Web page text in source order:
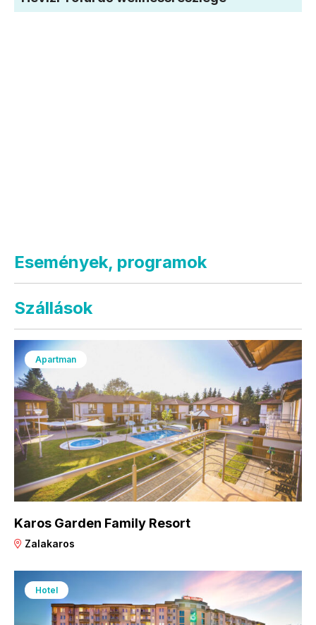
Események, programok
Szállások
Apartman
Karos Garden Family Resort
Zalakaros
Hotel